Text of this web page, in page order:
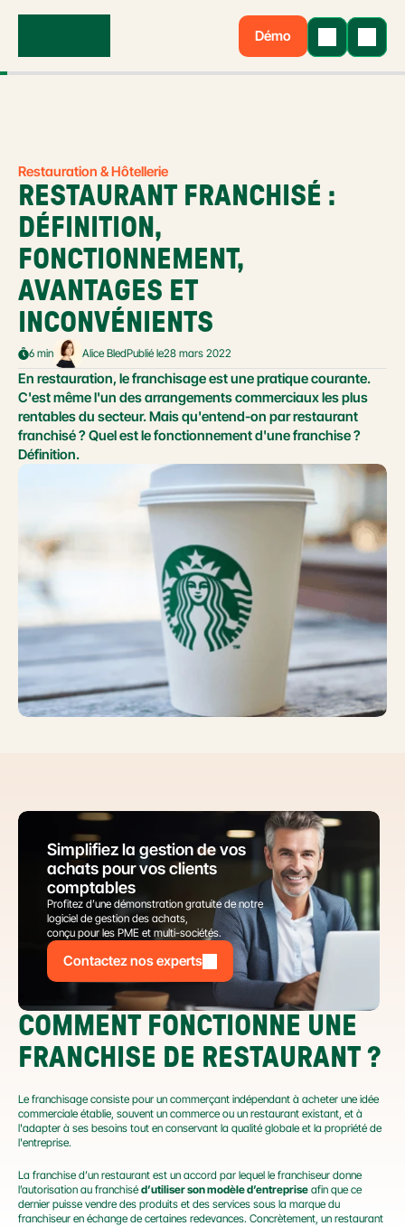
Démo
Restauration & Hôtellerie
RESTAURANT FRANCHISÉ :
DÉFINITION,
FONCTIONNEMENT,
AVANTAGES ET
INCONVÉNIENTS
6 min Alice BledPublié le28 mars 2022
En restauration, le franchisage est une pratique courante.
C'est même l'un des arrangements commerciaux les plus
rentables du secteur. Mais qu'entend-on par restaurant
franchisé ? Quel est le fonctionnement d'une franchise ?
Définition.
Simplifiez la gestion de vos
achats pour vos clients
comptables
Profitez d’une démonstration gratuite de notre
logiciel de gestion des achats,
conçu pour les PME et multi-sociétés.
Contactez nos experts
COMMENT FONCTIONNE UNE
FRANCHISE DE RESTAURANT ?
Le franchisage consiste pour un commerçant indépendant à acheter une idée
commerciale établie, souvent un commerce ou un restaurant existant, et à
l'adapter à ses besoins tout en conservant la qualité globale et la propriété de
l'entreprise.
La franchise d’un restaurant est un accord par lequel le franchiseur donne
l’autorisation au franchisé d’utiliser son modèle d’entreprise afin que ce
dernier puisse vendre des produits et des services sous la marque du
franchiseur en échange de certaines redevances. Concrètement, un restaurant